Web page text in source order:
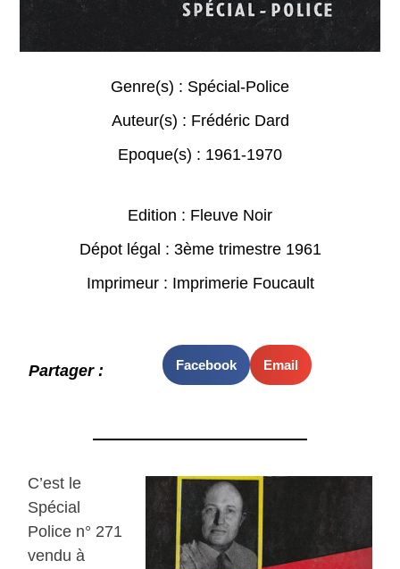
Genre(s) : Spécial-Police
Auteur(s) : Frédéric Dard
Epoque(s) : 1961-1970
Edition : Fleuve Noir
Dépot légal : 3ème trimestre 1961
Imprimeur : Imprimerie Foucault
Partager : Facebook Email
C’est le
Spécial
Police n° 271
vendu à